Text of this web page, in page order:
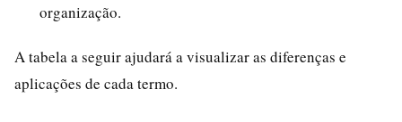
organização.
A tabela a seguir ajudará a visualizar as diferenças e
aplicações de cada termo.